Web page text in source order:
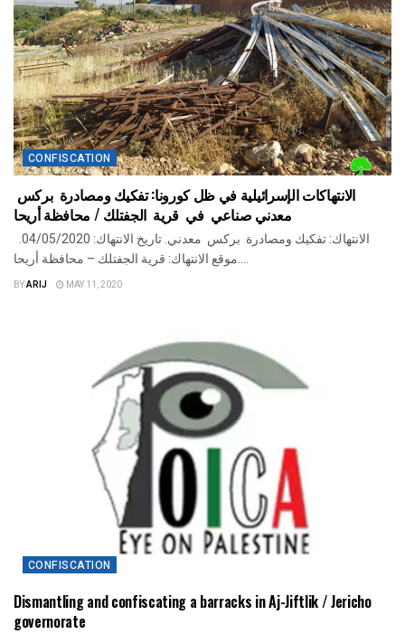
CONFISCATION
الانتهاكات الإسرائيلية في ظل كورونا: تفكيك ومصادرة بركس
معدني صناعي في قرية الجفتلك / محافظة أريحا
BYARIJ MAY 11, 2020
CONFISCATION
Dismantling and confiscating a barracks in Aj-Jiftlik / Jericho
governorate